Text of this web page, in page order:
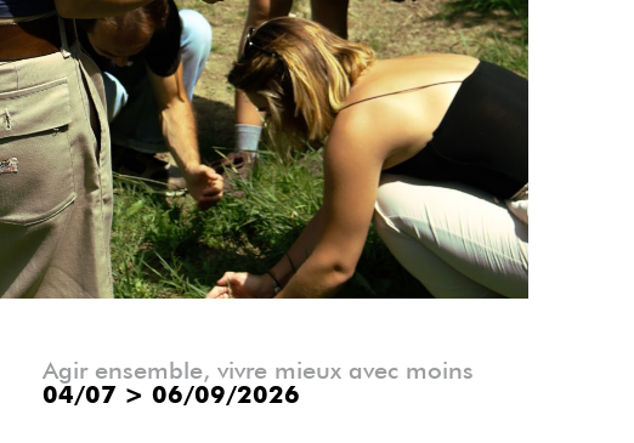
Précédent Suivant
Agir ensemble, vivre mieux avec moins
04/07 > 06/09/2026